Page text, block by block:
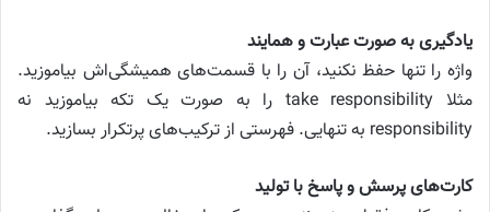
یادگیری به صورت عبارت و همایند
واژه را تنها حفظ نکنید، آن را با قسمت‌های همیشگی‌اش بیاموزید.
مثلا take responsibility را به صورت یک تکه بیاموزید نه
responsibility به تنهایی. فهرستی از ترکیب‌های پرتکرار بسازید.
کارت‌های پرسش و پاسخ با تولید